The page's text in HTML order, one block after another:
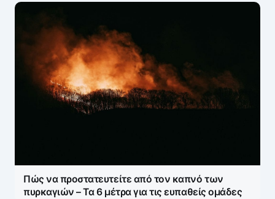
Πώς να προστατευτείτε από τον καπνό των
πυρκαγιών – Τα 6 μέτρα για τις ευπαθείς ομάδες